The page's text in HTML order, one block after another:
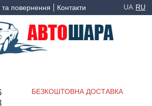
та повернення Контакти UA RU
БЕЗКОШТОВНА ДОСТАВКА